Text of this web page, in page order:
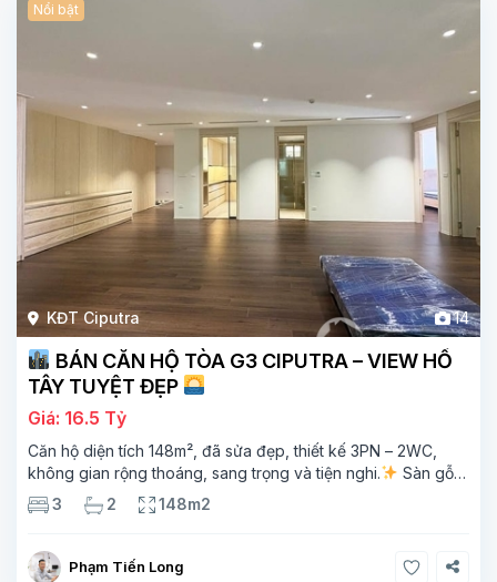
KĐT Ciputra 14
Nổi bật
BÁN CĂN HỘ TÒA G3 CIPUTRA – VIEW HỒ
TÂY TUYỆT ĐẸP
Giá: 16.5 Tỷ
Căn hộ diện tích 148m², đã sửa đẹp, thiết kế 3PN – 2WC,
không gian rộng thoáng, sang trọng và tiện nghi.
Sàn gỗ
cao cấp, ánh sáng tự nhiên chan hòa, view hồ Tây đắt giá –
mang lại
3 2 148m2
Phạm Tiến Long